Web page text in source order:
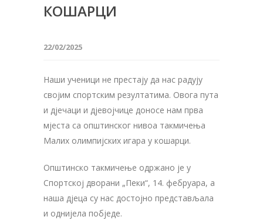
КОШАРЦИ
22/02/2025
Наши ученици не престају да нас радују
својим спортским резултатима. Овога пута
и дјечаци и дјевојчице доносе нам прва
мјеста са општинског нивоа такмичења
Малих олимпијских игара у кошарци.
Општинско такмичење одржано је у
Спортској дворани „Пеки“, 14. фебруара, а
наша дјеца су нас достојно представљалa
и однијелa побједе.